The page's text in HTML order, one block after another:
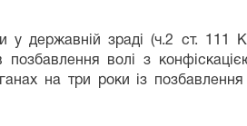
у державній зраді (ч.2 ст. 111
позбавлення волі з
на три роки із позбавлення